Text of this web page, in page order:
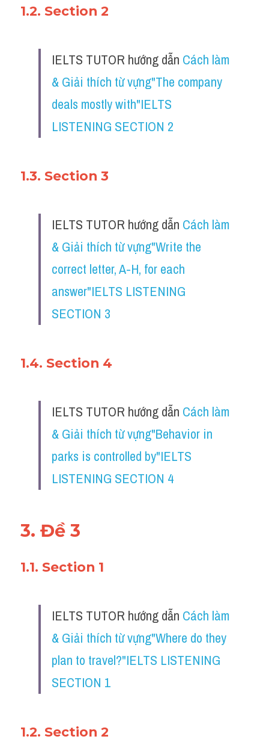
1.2. Section 2
IELTS TUTOR hướng dẫn Cách làm
& Giải thích từ vựng"The company
deals mostly with"IELTS
LISTENING SECTION 2
1.3. Section 3
IELTS TUTOR hướng dẫn Cách làm
& Giải thích từ vựng"Write the
correct letter, A-H, for each
answer"IELTS LISTENING
SECTION 3
1.4. Section 4
IELTS TUTOR hướng dẫn Cách làm
& Giải thích từ vựng"Behavior in
parks is controlled by"IELTS
LISTENING SECTION 4
3. Đề 3
1.1. Section 1
IELTS TUTOR hướng dẫn Cách làm
& Giải thích từ vựng"Where do they
plan to travel?"IELTS LISTENING
SECTION 1
1.2. Section 2